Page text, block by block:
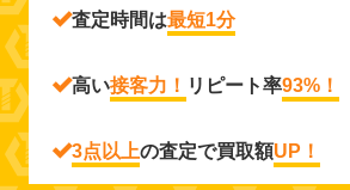
査定時間は最短1分
高い接客力！ リピート率93%！
3点以上の査定で買取額UP！